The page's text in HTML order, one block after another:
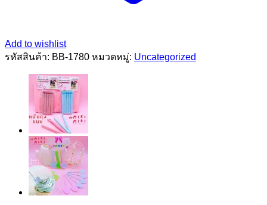
Add to wishlist
รหัสสินค้า: BB-1780 หมวดหมู่: Uncategorized